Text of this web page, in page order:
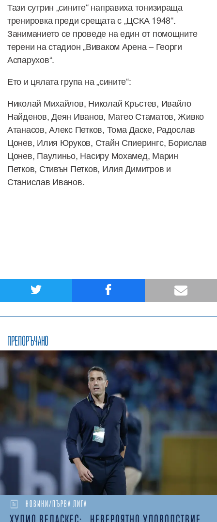
Тази сутрин „сините“ направиха тонизираща
тренировка преди срещата с „ЦСКА 1948“.
Заниманието се проведе на един от помощните
терени на стадион „Виваком Арена – Георги
Аспарухов“.
Ето и цялата група на „сините“:
Николай Михайлов, Николай Кръстев, Ивайло
Найденов, Деян Иванов, Матео Стаматов, Живко
Атанасов, Алекс Петков, Тома Даске, Радослав
Цонев, Илия Юруков, Стайн Спиерингс, Борислав
Цонев, Паулиньо, Насиру Мохамед, Марин
Петков, Стивън Петков, Илия Димитров и
Станислав Иванов.
ПРЕПОРЪЧАНО
НОВИНИ/ПЪРВА ЛИГА